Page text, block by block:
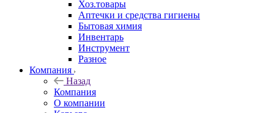
Хоз.товары
Аптечки и средства гигиены
Бытовая химия
Инвентарь
Инструмент
Разное
Компания
Назад
Компания
О компании